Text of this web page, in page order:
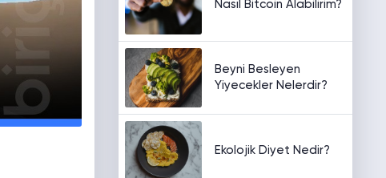
Nasıl Bitcoin Alabilirim?
Beyni Besleyen
Yiyecekler Nelerdir?
Ekolojik Diyet Nedir?